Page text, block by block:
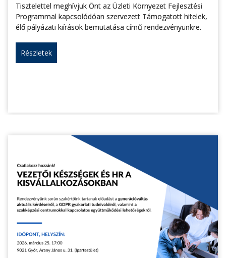
Tisztelettel meghívjuk Önt az Üzleti Környezet Fejlesztési
Programmal kapcsolódóan szervezett Támogatott hitelek,
élő pályázati kiírások bemutatása című rendezvényünkre.
Részletek